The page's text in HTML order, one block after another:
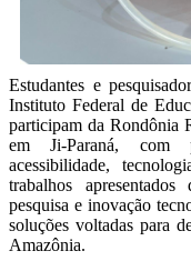
Estudantes e
Instituto Federal de
participam da Rondônia
em Ji-Paraná, com
acessibilidade,
trabalhos
pesquisa e inovação
soluções voltadas para
Amazônia.